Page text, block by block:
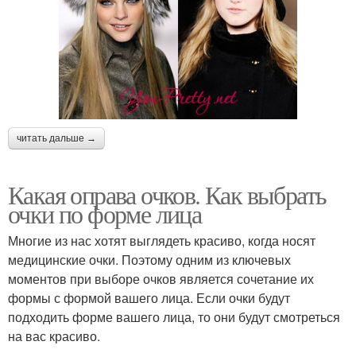
читать дальше →
Какая оправа очков. Как выбрать
очки по форме лица
Многие из нас хотят выглядеть красиво, когда носят
медицинские очки. Поэтому одним из ключевых
моментов при выборе очков является сочетание их
формы с формой вашего лица. Если очки будут
подходить форме вашего лица, то они будут смотреться
на вас красиво.